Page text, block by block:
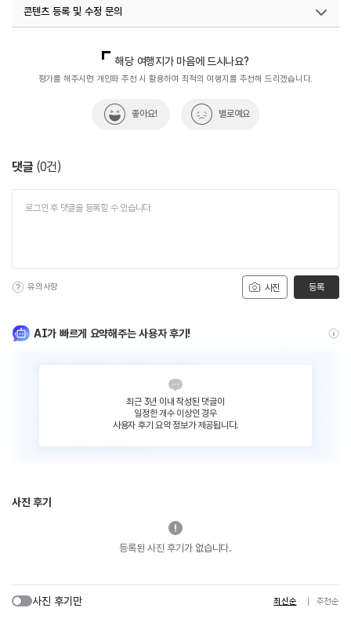
콘텐츠 등록 및 수정 문의
해당 여행지가 마음에 드시나요?
평가를 해주시면 개인화 추천 시 활용하여 최적의 여행지를 추천해 드리겠습니다.
좋아요! 별로예요
댓글 (0건)
사진
유의사항 등록
AI가 빠르게 요약해주는 사용자 후기!
최근 3년 이내 작성된 댓글이
일정한 개수 이상인 경우
사용자 후기 요약 정보가 제공됩니다.
사진 후기
등록된 사진 후기가 없습니다.
사진 후기만 최신순 추천순